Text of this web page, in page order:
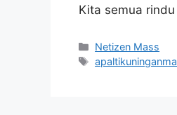
Kita semua
Kategori
Netizen Mass
Tag